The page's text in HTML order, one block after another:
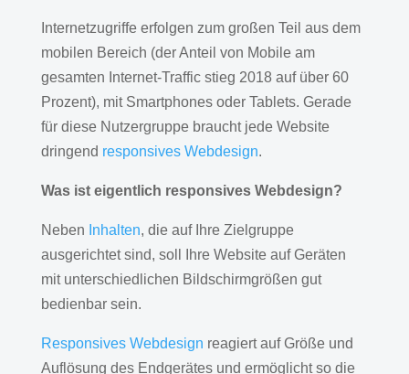
Internetzugriffe erfolgen zum großen Teil aus dem
mobilen Bereich (der Anteil von Mobile am
gesamten Internet-Traffic stieg 2018 auf über 60
Prozent), mit Smartphones oder Tablets. Gerade
für diese Nutzergruppe braucht jede Website
dringend responsives Webdesign.
Was ist eigentlich responsives Webdesign?
Neben Inhalten, die auf Ihre Zielgruppe
ausgerichtet sind, soll Ihre Website auf Geräten
mit unterschiedlichen Bildschirmgrößen gut
bedienbar sein.
Responsives Webdesign reagiert auf Größe und
Auflösung des Endgerätes und ermöglicht so die